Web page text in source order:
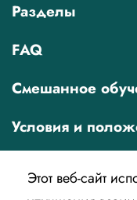
Разделы
FAQ
Смешанное
Условия и
Этот веб-сайт